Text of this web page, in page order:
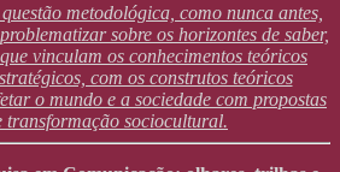
metodológica, como nunca antes,
sobre os horizontes de saber,
vinculam os conhecimentos teóricos
com os construtos teóricos
o mundo e a sociedade com propostas
transformação sociocultural.